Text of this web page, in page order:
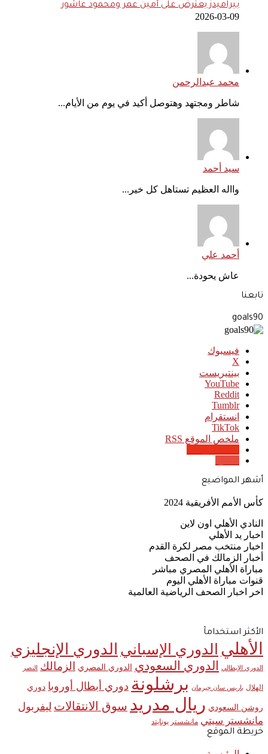
بيراميدز يعترض على أمين عمر ومحمود عاشور
2026-03-09
محمد عبدالرحمن
شاطر ومجتهد وهتوصل أكيد في يوم من الأيام...
سيد أحمد
وااله العظيم تستاهل كل خير...
أحمد علي
عاش يحودة...
تابعنا
goals90
فيسبوك
‫X
بينتيريست
‫YouTube
انستقرام
‫TikTok
ملخص الموقع RSS
أشهر المواضيع
كأس الأمم الأفريقية 2024
النادي الأهلي اون لاين
اخبار يد الأهلي
اخبار منتخب مصر لكرة القدم
أخبار الزمالك في الصحف
مباراة الأهلي المصري مباشر
قنوات مباراة الأهلي اليوم
اخر اخبار الصحف الرياضية العالمية
الأكثر استخدامآ
الأهلي الدوري الإسباني الدوري الإنجليزي
الدوري الإيطالي الدوري السعودي الدوري المصري الزمالك النصر
الهلال باريس سان جيرمان برشلونة دوري أبطال أوروبا دوري
روشن السعودي ريال مدريد سوق الانتقالات ليفربول
مانشستر سيتي مانشستر يونايتد
خريطة الموقع